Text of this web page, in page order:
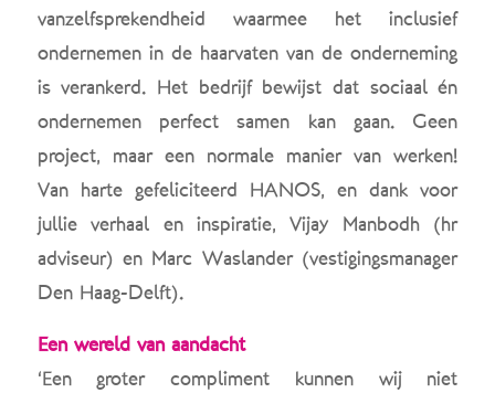
vanzelfsprekendheid waarmee het inclusief
ondernemen in de haarvaten van de onderneming
is verankerd. Het bedrijf bewijst dat sociaal én
ondernemen perfect samen kan gaan. Geen
project, maar een normale manier van werken!
Van harte gefeliciteerd HANOS, en dank voor
jullie verhaal en inspiratie, Vijay Manbodh (hr
adviseur) en Marc Waslander (vestigingsmanager
Den Haag-Delft).
Een wereld van aandacht
‘Een groter compliment kunnen wij niet